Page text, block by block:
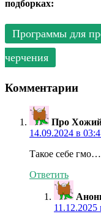
подборках:
Программы для
черчения
Комментарии
Про
14.09.2024 в
Такое себе гмо…
Ответить
11.12.2025